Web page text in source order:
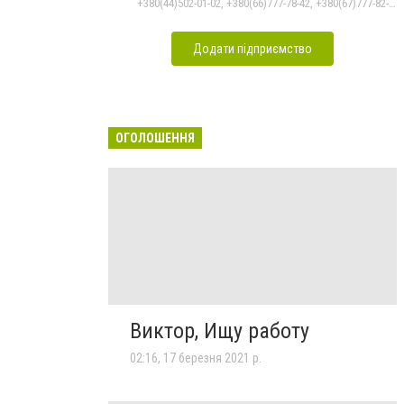
+380(44)502-01-02, +380(66)777-78-42, +380(67)777-82-19, +380(67)890-80-80, +380(73)890-80-80, +380(44)502-01-03
Додати підприємство
ОГОЛОШЕННЯ
Виктор, Ищу работу
02:16, 17 березня 2021 р.